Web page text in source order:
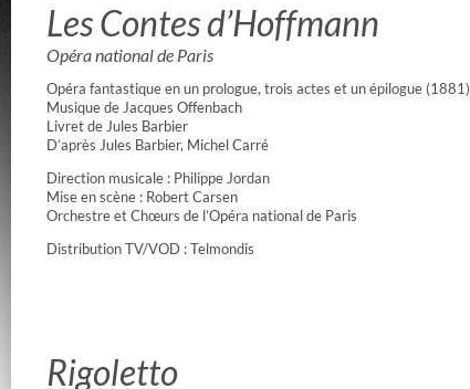
Les Contes d’Hoffmann
Opéra national de Paris
Opéra fantastique en un prologue, trois actes et un épilogue (1881)
Musique de Jacques Offenbach
Livret de Jules Barbier
D’après Jules Barbier, Michel Carré
Direction musicale : Philippe Jordan
Mise en scène : Robert Carsen
Orchestre et Chœurs de l’Opéra national de Paris
Distribution TV/VOD : Telmondis
Rigoletto